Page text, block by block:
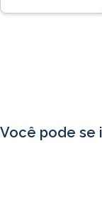
Você pode se